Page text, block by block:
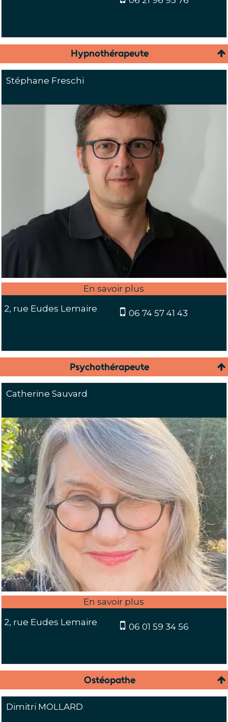
Hypnothérapeute
Stéphane Freschi
2, rue Eudes Lemaire 06 74 57 41 43
Psychothérapeute
Catherine Sauvard
2, rue Eudes Lemaire 06 01 59 34 56
Ostéopathe
Dimitri MOLLARD